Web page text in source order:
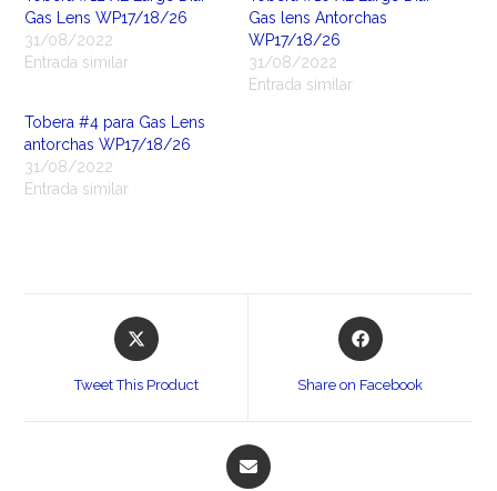
Gas Lens WP17/18/26
31/08/2022
Entrada similar
Gas lens Antorchas
WP17/18/26
31/08/2022
Entrada similar
Tobera #4 para Gas Lens
antorchas WP17/18/26
31/08/2022
Entrada similar
Opens
in
Tweet This Product
Opens
in
Share on Facebook
Opens
in